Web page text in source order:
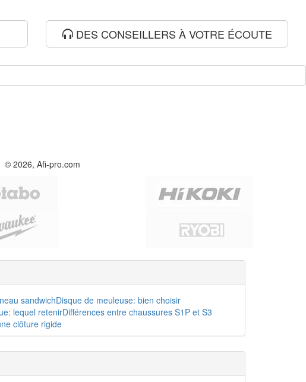
DES CONSEILLERS À VOTRE ÉCOUTE
© 2026, Afi-pro.com
sandwichDisque de meuleuse: bien choisir
lequel retenirDifférences entre chaussures S1P et S3
clôture rigide